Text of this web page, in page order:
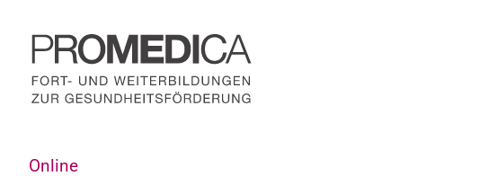
Inhalt
springen
Online